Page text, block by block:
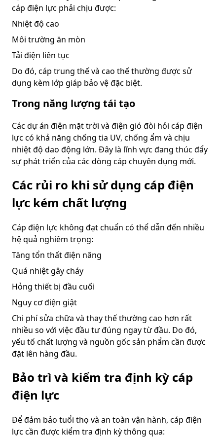
cáp điện lực phải chịu được:
Nhiệt độ cao
Môi trường ăn mòn
Tải điện liên tục
Do đó, cáp trung thế và cao thế thường được sử
dụng kèm lớp giáp bảo vệ đặc biệt.
Trong năng lượng tái tạo
Các dự án điện mặt trời và điện gió đòi hỏi cáp điện
lực có khả năng chống tia UV, chống ẩm và chịu
nhiệt độ dao động lớn. Đây là lĩnh vực đang thúc đẩy
sự phát triển của các dòng cáp chuyên dụng mới.
Các rủi ro khi sử dụng cáp điện
lực kém chất lượng
Cáp điện lực không đạt chuẩn có thể dẫn đến nhiều
hệ quả nghiêm trọng:
Tăng tổn thất điện năng
Quá nhiệt gây cháy
Hỏng thiết bị đầu cuối
Nguy cơ điện giật
Chi phí sửa chữa và thay thế thường cao hơn rất
nhiều so với việc đầu tư đúng ngay từ đầu. Do đó,
yếu tố chất lượng và nguồn gốc sản phẩm cần được
đặt lên hàng đầu.
Bảo trì và kiểm tra định kỳ cáp
điện lực
Để đảm bảo tuổi thọ và an toàn vận hành, cáp điện
lực cần được kiểm tra định kỳ thông qua: